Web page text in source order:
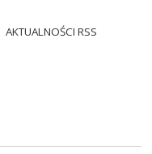
AKTUALNOŚCI RSS